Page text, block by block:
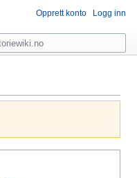
Opprett konto Logg inn